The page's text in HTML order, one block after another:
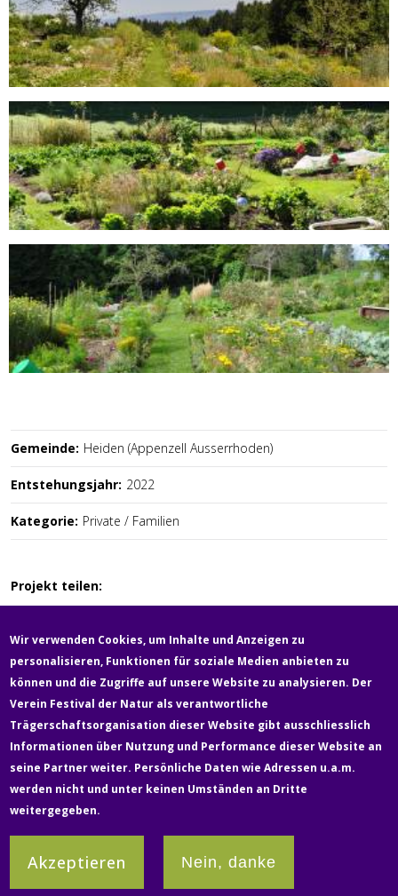
Gemeinde: Heiden (Appenzell Ausserrhoden)
Entstehungsjahr: 2022
Kategorie: Private / Familien
Projekt teilen:
Fußzeile
Newsletter Über uns Kontakt Medien
Partner:innen
Wir verwenden Cookies, um Inhalte und Anzeigen zu
personalisieren, Funktionen für soziale Medien anbieten zu
können und die Zugriffe auf unsere Website zu analysieren. Der
Verein Festival der Natur als verantwortliche
Trägerschaftsorganisation dieser Website gibt ausschliesslich
Informationen über Nutzung und Performance dieser Website an
seine Partner weiter. Persönliche Daten wie Adressen u.a.m.
werden nicht und unter keinen Umständen an Dritte
weitergegeben.
Akzeptieren Nein, danke